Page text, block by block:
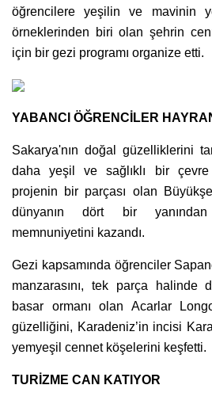
öğrencilere yeşilin ve mavinin
örneklerinden biri olan şehrin
için bir gezi programı organize etti.
YABANCI ÖĞRENCİLER
Sakarya'nın doğal güzelliklerini
daha yeşil ve sağlıklı bir çevre
projenin bir parçası olan
dünyanın dört bir
memnuniyetini kazandı.
Gezi kapsamında öğrenciler
manzarasını, tek parça halinde
basar ormanı olan Acarlar
güzelliğini, Karadeniz’in incisi
yemyeşil cennet köşelerini keşfetti.
TURİZME CAN KATIYOR